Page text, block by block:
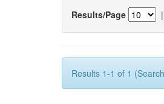
Results/Page |
Results 1-1 of 1